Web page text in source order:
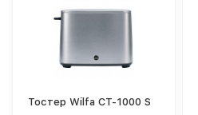
Тостер Wilfa CT-1000 S